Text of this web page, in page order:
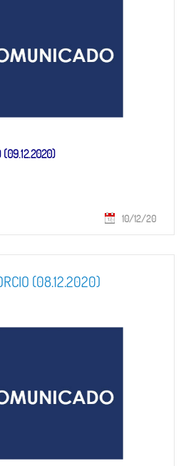
(09.12.2020)
10/12/20
(08.12.2020)